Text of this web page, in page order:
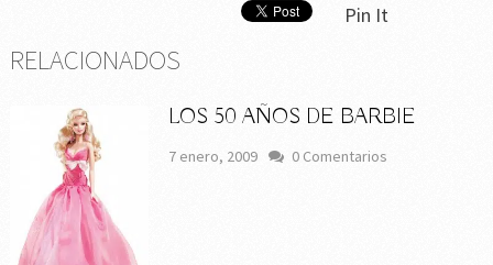
Pin It
RELACIONADOS
LOS 50 AÑOS DE BARBIE
7 enero, 2009 0 Comentarios